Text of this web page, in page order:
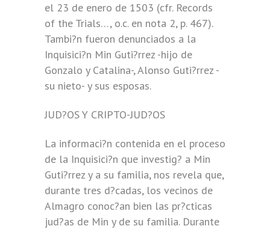
el 23 de enero de 1503 (cfr. Records
of the Trials…, o.c. en nota 2, p. 467).
Tambi?n fueron denunciados a la
Inquisici?n Min Guti?rrez -hijo de
Gonzalo y Catalina-, Alonso Guti?rrez -
su nieto- y sus esposas.
JUD?OS Y CRIPTO-JUD?OS
La informaci?n contenida en el proceso
de la Inquisici?n que investig? a Min
Guti?rrez y a su familia, nos revela que,
durante tres d?cadas, los vecinos de
Almagro conoc?an bien las pr?cticas
jud?as de Min y de su familia. Durante